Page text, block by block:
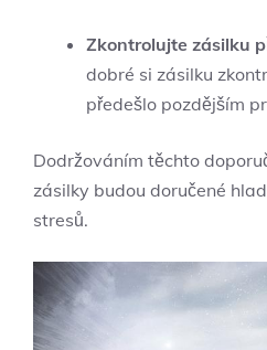
Zkontrolujte zásilku
dobré si zásilku
předešlo pozdějším
Dodržováním těchto
zásilky budou doručené
stresů.